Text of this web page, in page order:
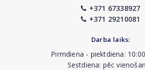
+371 67338927
+371 29210081
Darba laiks:
Pirmdiena - piektdiena:
Sestdiena: pēc